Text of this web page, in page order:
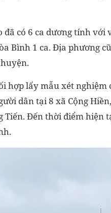
có 6 ca dương tính với
Bình 1 ca. Địa phương
hợp lấy mẫu xét nghiệm
dân tại 8 xã Cộng
Tiến. Đến thời điểm hiện